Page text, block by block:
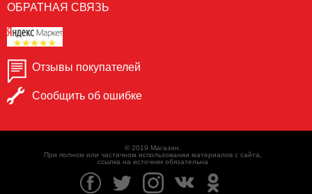
ОБРАТНАЯ СВЯЗЬ
Отзывы покупателей
Сообщить об ошибке
© 2019 Магазин.
При полном или частичном использовании материалов с сайта,
ссылка на источник обязательна